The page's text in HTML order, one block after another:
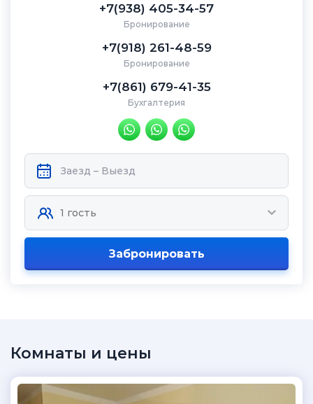
+7(938) 405-34-57
Бронирование
+7(918) 261-48-59
Бронирование
+7(861) 679-41-35
Бухгалтерия
Забронировать
Комнаты и цены